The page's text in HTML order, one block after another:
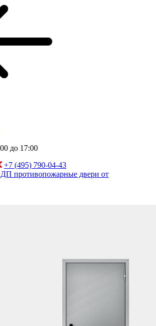
до 17:00
+7 (495) 790-04-43
противопожарные двери от